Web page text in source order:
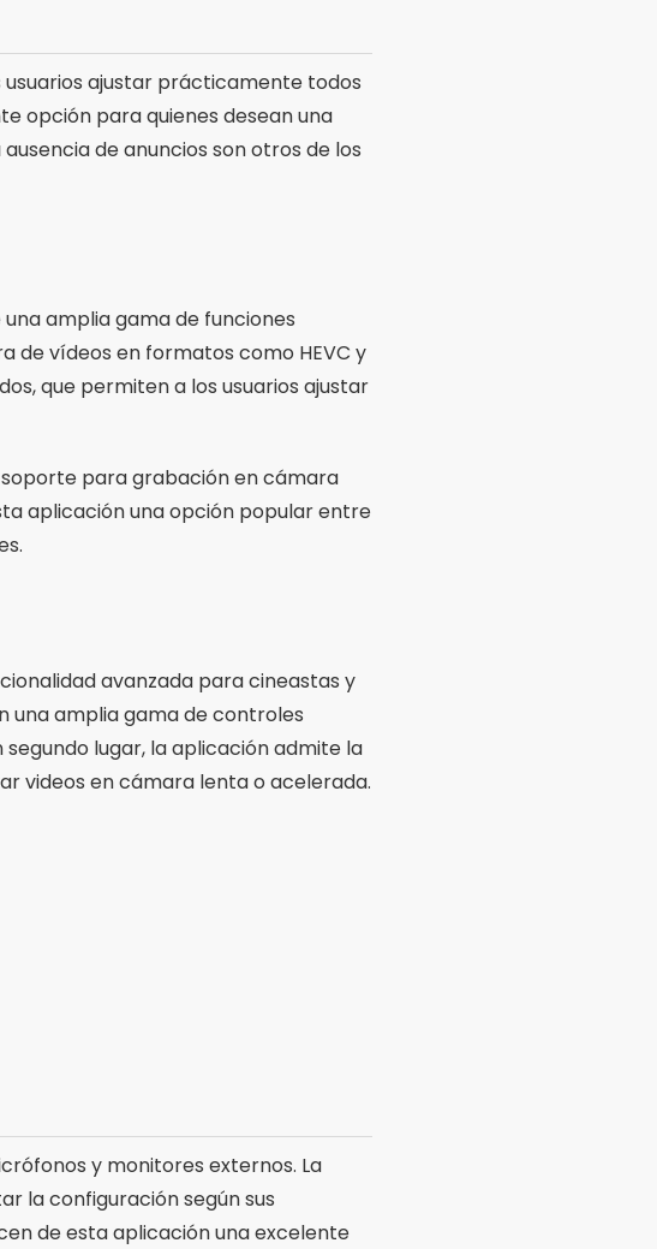
de vídeos en formatos como HEVC y
que permiten a los usuarios ajustar
para grabación en cámara
avanzada para cineastas y
amplia gama de controles
videos en cámara lenta o acelerada.
y monitores externos. La
de esta aplicación una excelente
grabación de vídeo